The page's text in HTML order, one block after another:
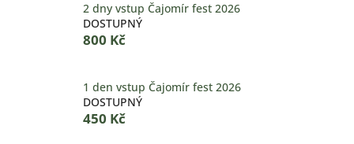
2 dny vstup Čajomír fest 2026
DOSTUPNÝ
800 Kč
1 den vstup Čajomír fest 2026
DOSTUPNÝ
450 Kč